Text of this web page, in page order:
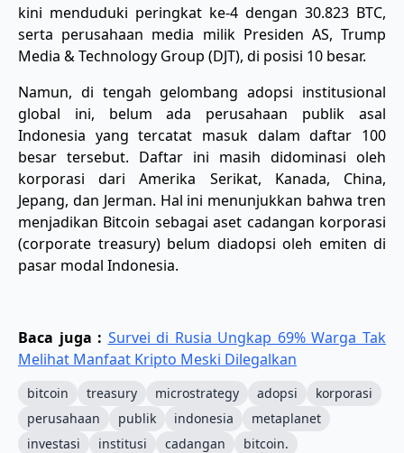
kini menduduki peringkat ke-4 dengan 30.823 BTC,
serta perusahaan media milik Presiden AS, Trump
Media & Technology Group (DJT), di posisi 10 besar.
​Namun, di tengah gelombang adopsi institusional
global ini, belum ada perusahaan publik asal
Indonesia yang tercatat masuk dalam daftar 100
besar tersebut. Daftar ini masih didominasi oleh
korporasi dari Amerika Serikat, Kanada, China,
Jepang, dan Jerman. Hal ini menunjukkan bahwa tren
menjadikan Bitcoin sebagai aset cadangan korporasi
(corporate treasury) belum diadopsi oleh emiten di
pasar modal Indonesia.
Baca juga : Survei di Rusia Ungkap 69% Warga Tak
Melihat Manfaat Kripto Meski Dilegalkan
bitcoin treasury microstrategy adopsi
korporasi
perusahaan
publik indonesia
metaplanet
investasi
institusi cadangan bitcoin.